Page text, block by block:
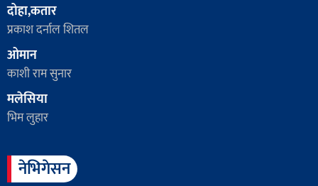
दोहा,कतार
प्रकाश दर्नाल शितल
ओमान
काशी राम सुनार
मलेसिया
भिम लुहार
नेभिगेसन